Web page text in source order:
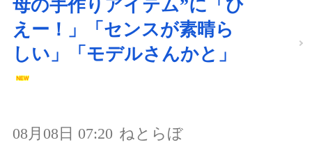
母の手作りアイテム”に「ひ
えー！」「センスが素晴ら
しい」「モデルさんかと」
08月08日 07:20 ねとらぼ